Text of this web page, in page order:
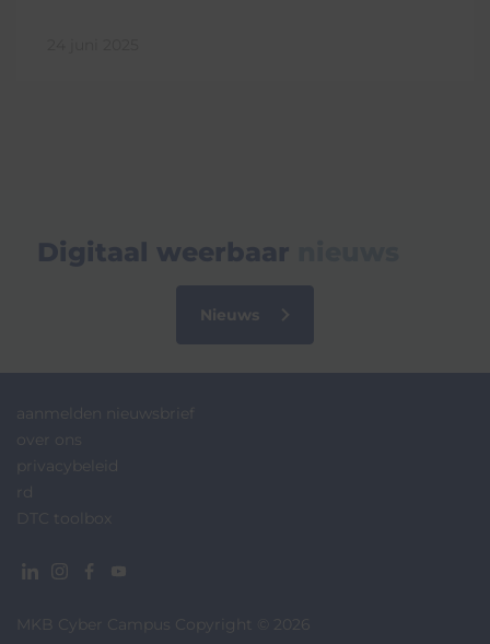
Digitaal weerbaar
Nieuws
MKB Cyber Campus Copyright © 2026
aanmelden nieuwsbrief
over ons
privacybeleid
rd
DTC toolbox